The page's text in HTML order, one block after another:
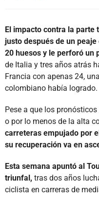
El impacto contra la
justo después de un
20 huesos y le perforó un
de Italia y tres años atrás
Francia con apenas 24,
colombiano había logrado.
Pese a que los
o por lo menos de la alta
carreteras empujado por
su recuperación va en
Esta semana apuntó al
triunfal, tras dos años
ciclista en carreras de